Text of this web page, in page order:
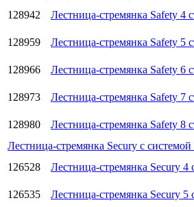
128942
Лестница-стремянка Safety 4
128959
Лестница-стремянка Safety 5
128966
Лестница-стремянка Safety 6
128973
Лестница-стремянка Safety 7
128980
Лестница-стремянка Safety 8
Лестница-стремянка Secury с
126528
Лестница-стремянка Secury 4
126535
Лестница-стремянка Secury 5